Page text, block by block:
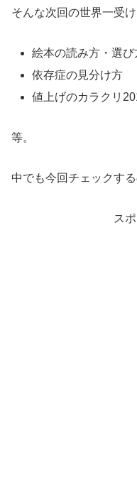
そんな次回の世界一受
絵本の読み方・選び
依存症の見分け方
値上げのカラクリ
等。
中でも今回チェックす
ス